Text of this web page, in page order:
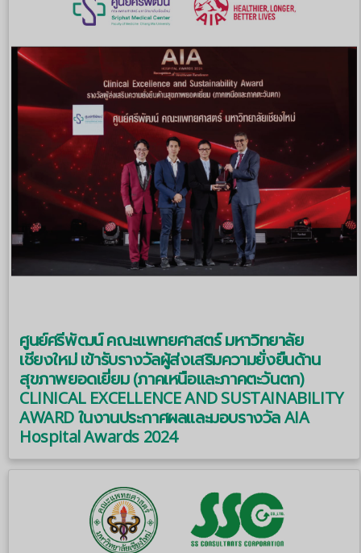
ศูนย์ศรีพัฒน์ คณะแพทยศาสตร์ มหาวิทยาลัย
เชียงใหม่ เข้ารับรางวัลผู้ส่งเสริมความยั่งยืนด้าน
สุขภาพยอดเยี่ยม (ภาคเหนือและภาคตะวันตก)
CLINICAL EXCELLENCE AND SUSTAINABILITY
AWARD ในงานประกาศผลและมอบรางวัล AIA
Hospital Awards 2024